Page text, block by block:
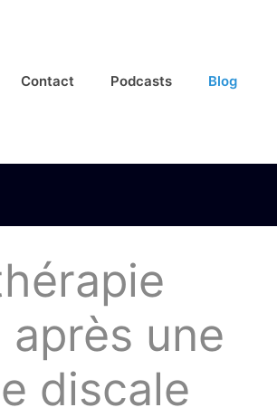
Contact Podcasts Blog
une
discale